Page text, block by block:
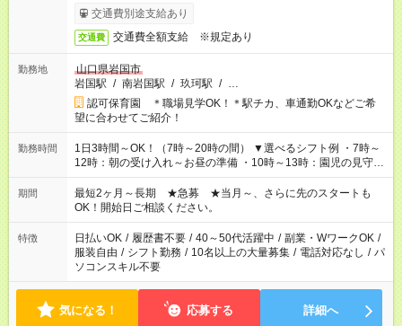
始時は手続き完了次第のお支払いとなります★フルタイムできる
方は100円アップ！
交通費別途支給あり
交通費 交通費全額支給 ※規定あり
勤務地
山口県岩国市
岩国駅 / 南岩国駅 / 玖珂駅 / …
認可保育園 ＊職場見学OK！＊駅チカ、車通勤OKなどご希
望に合わせてご紹介！
勤務時間
1日3時間～OK！（7時～20時の間） ▼選べるシフト例 ・7時～
12時：朝の受け入れ～お昼の準備 ・10時～13時：園児の見守り
～お昼の補助 ・9時～16時：帰りの会まで！子供の成長を見守
る ・15時～20時：夜のお迎えサポート ※残業なし！
期間
最短2ヶ月～長期 ★急募 ★当月～、さらに先のスタートも
OK！開始日ご相談ください。
特徴 日払いOK / 履歴書不要 / 40～50代活躍中 / 副業・WワークOK /
服装自由 / シフト勤務 / 10名以上の大量募集 / 電話対応なし / パ
ソコンスキル不要
気になる！ 応募する 詳細へ